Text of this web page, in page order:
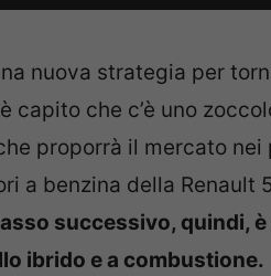
nuova strategia per
capito che c’è uno
proporrà il mercato
a benzina della Renault
successivo, quindi,
ibrido e a combustione.